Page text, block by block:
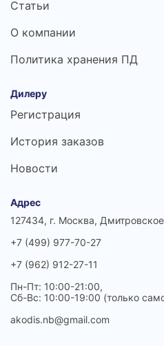
Статьи
О компании
Политика хранения ПД
Дилеру
Регистрация
История заказов
Новости
Адрес
127434, г. Москва,
+7 (499) 977-70-27
+7 (962) 912-27-11
Пн-Пт: 10:00-21:00,
Сб-Вс: 10:00-19:00 (только
akodis.nb@gmail.com